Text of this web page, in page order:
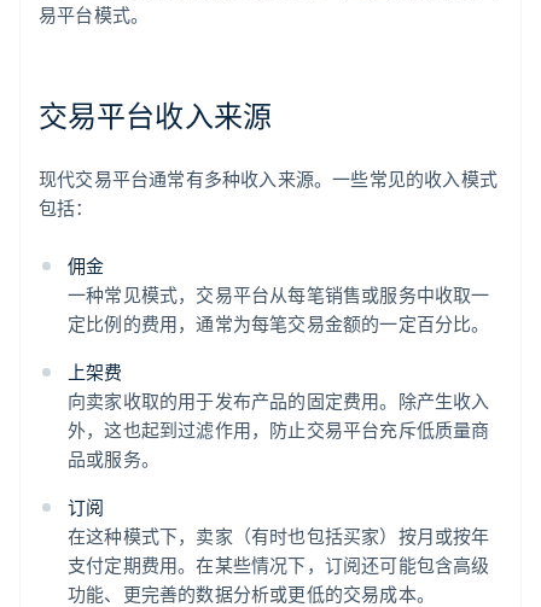
易平台模式。
交易平台收入来源
现代交易平台通常有多种收入来源。一些常见的收入模式
包括：
佣金
一种常见模式，交易平台从每笔销售或服务中收取一
定比例的费用，通常为每笔交易金额的一定百分比。
上架费
向卖家收取的用于发布产品的固定费用。除产生收入
外，这也起到过滤作用，防止交易平台充斥低质量商
品或服务。
订阅
在这种模式下，卖家（有时也包括买家）按月或按年
支付定期费用。在某些情况下，订阅还可能包含高级
功能、更完善的数据分析或更低的交易成本。